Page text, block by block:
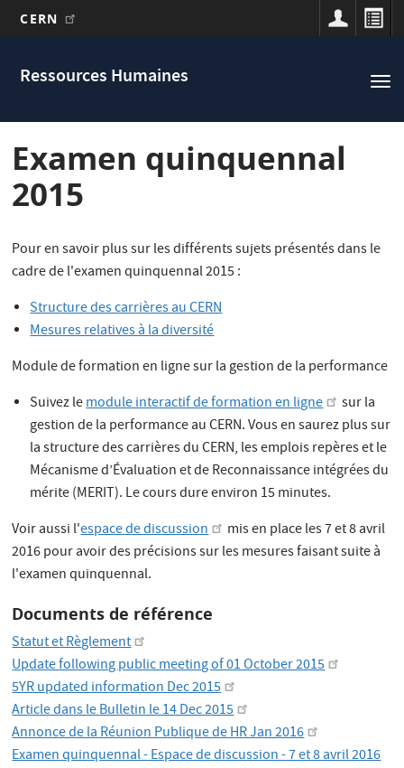
contenu
CERN
Ressources Humaines
navigation
Examen quinquennal
2015
Pour en savoir plus sur les différents sujets présentés dans le
cadre de l'examen quinquennal 2015 :
Structure des carrières au CERN
Mesures relatives à la diversité
Module de formation en ligne sur la gestion de la performance
Suivez lemodule interactif de formation en ligne
sur la
gestion de la performance au CERN. Vous en saurez plus sur
la structure des carrières du CERN, les emplois repères et le
Mécanisme d’Évaluation et de Reconnaissance intégrées du
mérite (MERIT). Le cours dure environ 15 minutes.
Voir aussi l'espace de discussion
mis en place les 7 et 8 avril
2016 pour avoir des précisions sur les mesures faisant suite à
l'examen quinquennal.
Documents de référence
Statut et Règlement
Update following public meeting of 01 October 2015
5YR updated information Dec 2015
Article dans le Bulletin le 14 Dec 2015
Annonce de la Réunion Publique de HR Jan 2016
Examen quinquennal - Espace de discussion - 7 et 8 avril 2016